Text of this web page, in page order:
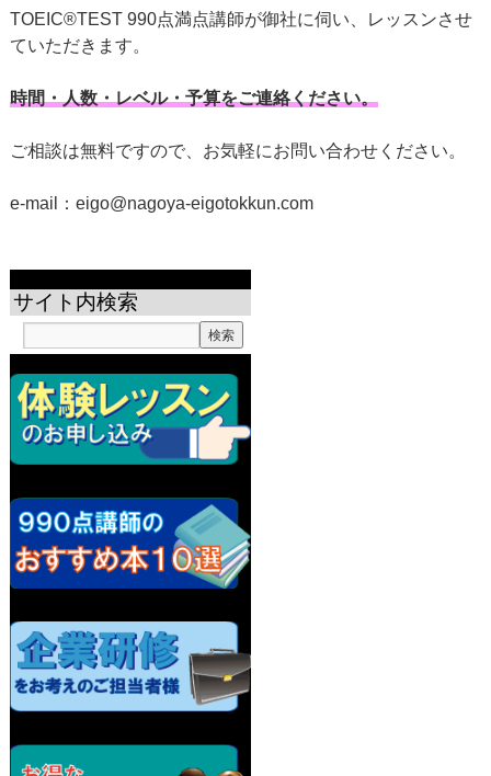
TOEIC®TEST 990点満点講師が御社に伺い、レッスンさせ
ていただきます。
時間・人数・レベル・予算をご連絡ください。
ご相談は無料ですので、お気軽にお問い合わせください。
e-mail：eigo@nagoya-eigotokkun.com
サイト内検索